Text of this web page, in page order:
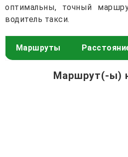
оптимальны, точный
водитель такси.
Маршруты
Маршрут(-ы)